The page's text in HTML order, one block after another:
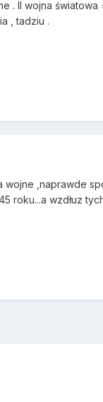
II wojna światowa
, tadziu .
,naprawde
roku...a wzdłuz